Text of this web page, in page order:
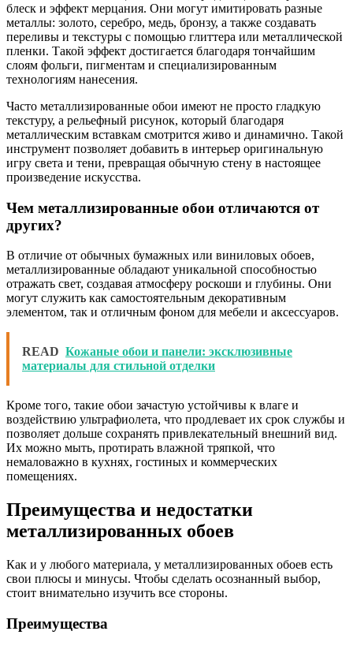
блеск и эффект мерцания. Они могут имитировать разные
металлы: золото, серебро, медь, бронзу, а также создавать
переливы и текстуры с помощью глиттера или металлической
пленки. Такой эффект достигается благодаря тончайшим
слоям фольги, пигментам и специализированным
технологиям нанесения.
Часто металлизированные обои имеют не просто гладкую
текстуру, а рельефный рисунок, который благодаря
металлическим вставкам смотрится живо и динамично. Такой
инструмент позволяет добавить в интерьер оригинальную
игру света и тени, превращая обычную стену в настоящее
произведение искусства.
Чем металлизированные обои отличаются от
других?
В отличие от обычных бумажных или виниловых обоев,
металлизированные обладают уникальной способностью
отражать свет, создавая атмосферу роскоши и глубины. Они
могут служить как самостоятельным декоративным
элементом, так и отличным фоном для мебели и аксессуаров.
READ Кожаные обои и панели: эксклюзивные
материалы для стильной отделки
Кроме того, такие обои зачастую устойчивы к влаге и
воздействию ультрафиолета, что продлевает их срок службы и
позволяет дольше сохранять привлекательный внешний вид.
Их можно мыть, протирать влажной тряпкой, что
немаловажно в кухнях, гостиных и коммерческих
помещениях.
Преимущества и недостатки
металлизированных обоев
Как и у любого материала, у металлизированных обоев есть
свои плюсы и минусы. Чтобы сделать осознанный выбор,
стоит внимательно изучить все стороны.
Преимущества